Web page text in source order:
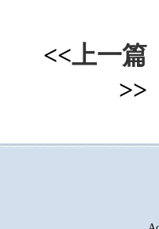
<<上一篇
>>